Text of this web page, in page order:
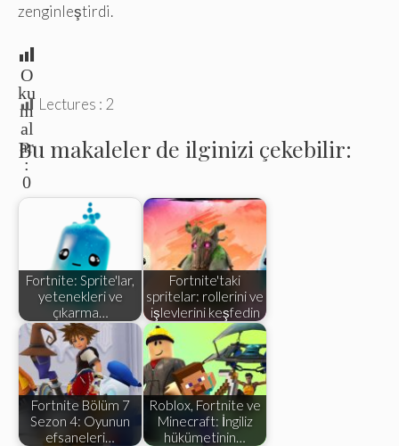
zenginleştirdi.
O
ku
m
al
ar
:
0
Lectures : 2
Bu makaleler de ilginizi çekebilir:
Fortnite: Sprite'lar,
yetenekleri ve
çıkarma…
Fortnite'taki
spritelar: rollerini ve
işlevlerini keşfedin
Fortnite Bölüm 7
Sezon 4: Oyunun
efsaneleri…
Roblox, Fortnite ve
Minecraft: İngiliz
hükümetinin…